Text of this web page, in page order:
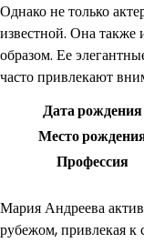
Однако не только
известной. Она также
образом. Ее
часто привлекают
Дата рождения
Место
Профессия
Мария Андреева
рубежом, привлекая к